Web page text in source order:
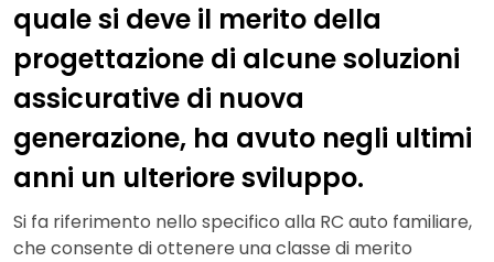
quale si deve il merito della
progettazione di alcune soluzioni
assicurative di nuova
generazione, ha avuto negli ultimi
anni un ulteriore sviluppo.
Si fa riferimento nello specifico alla RC auto familiare,
che consente di ottenere una classe di merito